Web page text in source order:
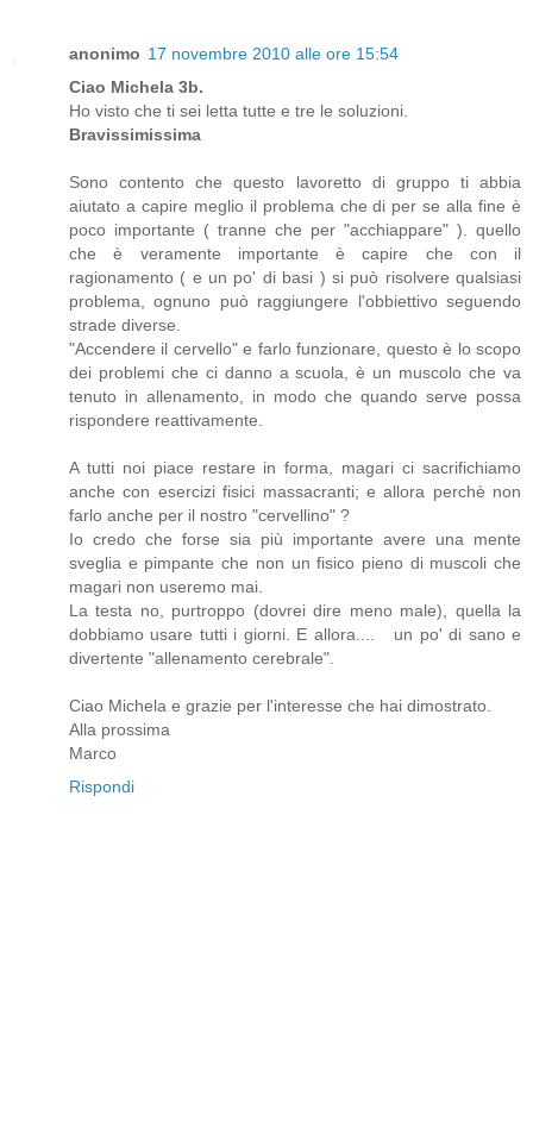
anonimo 17 novembre 2010 alle ore 15:54
Ciao Michela 3b.
Ho visto che ti sei letta tutte e tre le soluzioni.
Bravissimissima
Sono contento che questo lavoretto di gruppo ti abbia
aiutato a capire meglio il problema che di per se alla fine è
poco importante ( tranne che per "acchiappare" ). quello
che è veramente importante è capire che con il
ragionamento ( e un po' di basi ) si può risolvere qualsiasi
problema, ognuno può raggiungere l'obbiettivo seguendo
strade diverse.
"Accendere il cervello" e farlo funzionare, questo è lo scopo
dei problemi che ci danno a scuola, è un muscolo che va
tenuto in allenamento, in modo che quando serve possa
rispondere reattivamente.
A tutti noi piace restare in forma, magari ci sacrifichiamo
anche con esercizi fisici massacranti; e allora perchè non
farlo anche per il nostro "cervellino" ?
Io credo che forse sia più importante avere una mente
sveglia e pimpante che non un fisico pieno di muscoli che
magari non useremo mai.
La testa no, purtroppo (dovrei dire meno male), quella la
dobbiamo usare tutti i giorni. E allora.... un po' di sano e
divertente "allenamento cerebrale".
Ciao Michela e grazie per l'interesse che hai dimostrato.
Alla prossima
Marco
Rispondi